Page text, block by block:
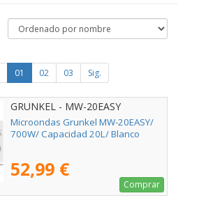
01 02 03 Sig.
GRUNKEL - MW-20EASY
Microondas Grunkel MW-20EASY/
700W/ Capacidad 20L/ Blanco
52,99 €
Comprar